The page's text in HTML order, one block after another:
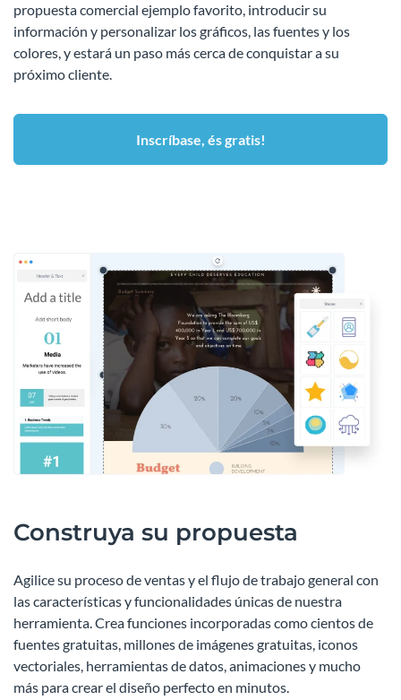
propuesta comercial ejemplo favorito, introducir su
información y personalizar los gráficos, las fuentes y los
colores, y estará un paso más cerca de conquistar a su
próximo cliente.
Inscríbase, és gratis!
Construya su propuesta
Agilice su proceso de ventas y el flujo de trabajo general con
las características y funcionalidades únicas de nuestra
herramienta. Crea funciones incorporadas como cientos de
fuentes gratuitas, millones de imágenes gratuitas, iconos
vectoriales, herramientas de datos, animaciones y mucho
más para crear el diseño perfecto en minutos.